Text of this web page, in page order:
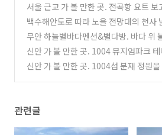
서울 근교 가 볼 만한 곳. 전곡항 요트 보
카로 제부도에서 조개구이.
(0)
백수해안도로 따라 노을 전망대의 천사
카페 보리에서 낭만을~
(0)
무안 하늘별바다펜션&별다방. 바다 위
화끈한 밤을 불사르다!
(0)
신안 가 볼 만한 곳. 1004 뮤지엄파크
찍고 서근 등대 거쳐 퍼플섬! (1)
신안 가 볼 만한 곳. 1004섬 분재 정원
관련글